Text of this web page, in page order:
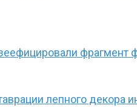
фрагмент
лепного декора